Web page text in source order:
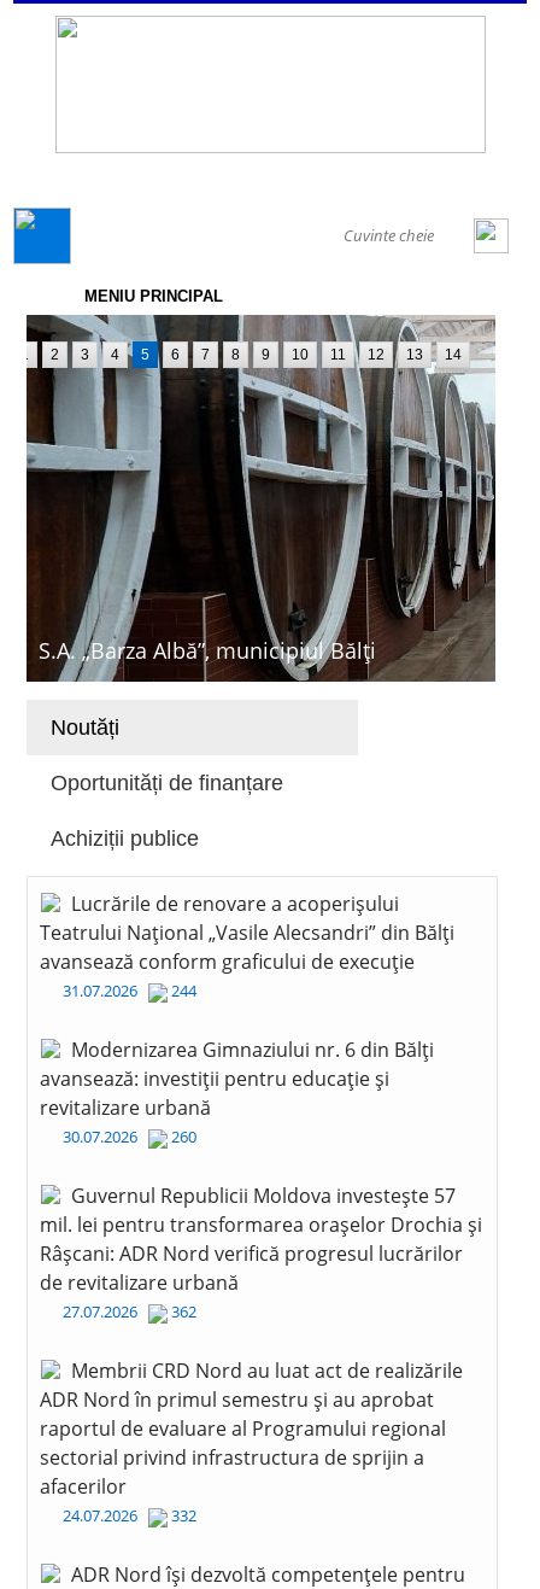
MENIU PRINCIPAL
S.A. „Barza Albă”, municipiul Bălți
1 2 3 4 5 6 7 8 9 10 11 12 13 14
Noutăți
Oportunități de finanțare
Achiziții publice
Lucrările de renovare a acoperișului
Teatrului Național „Vasile Alecsandri” din Bălți
avansează conform graficului de execuție
31.07.2026 244
Modernizarea Gimnaziului nr. 6 din Bălți
avansează: investiții pentru educație și
revitalizare urbană
30.07.2026 260
Guvernul Republicii Moldova investește 57
mil. lei pentru transformarea orașelor Drochia și
Râșcani: ADR Nord verifică progresul lucrărilor
de revitalizare urbană
27.07.2026 362
Membrii CRD Nord au luat act de realizările
ADR Nord în primul semestru și au aprobat
raportul de evaluare al Programului regional
sectorial privind infrastructura de sprijin a
afacerilor
24.07.2026 332
ADR Nord își dezvoltă competențele pentru